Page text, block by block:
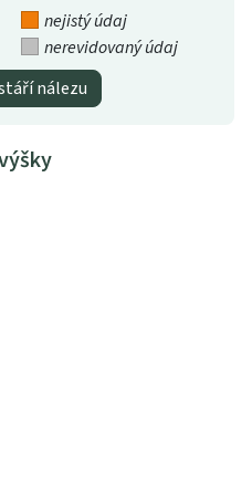
nejistý údaj
nerevidovaný údaj
nálezu